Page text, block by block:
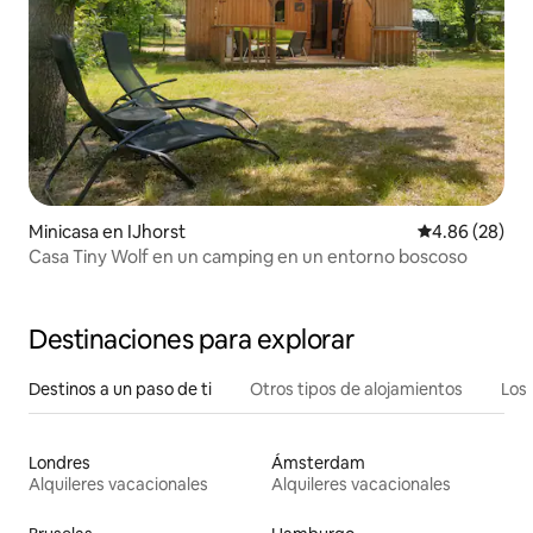
Minicasa en IJhorst Calificación
4.86 (28)
Casa Tiny Wolf en un camping en un entorno boscoso
Destinaciones para explorar
Destinos a un paso de ti Otros tipos de alojamientos
Londres
Alquileres vacacionales
Ámsterdam
Alquileres vacacionales